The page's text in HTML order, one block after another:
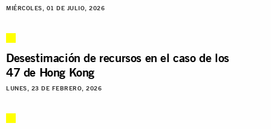
MIÉRCOLES, 01 DE JULIO, 2026
Desestimación de recursos en el caso de los
47 de Hong Kong
LUNES, 23 DE FEBRERO, 2026